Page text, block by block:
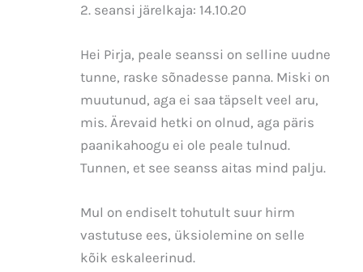
2. seansi järelkaja: 14.10.20
Hei Pirja, peale seanssi on selline uudne
tunne, raske sõnadesse panna. Miski on
muutunud, aga ei saa täpselt veel aru,
mis. Ärevaid hetki on olnud, aga päris
paanikahoogu ei ole peale tulnud.
Tunnen, et see seanss aitas mind palju.
Mul on endiselt tohutult suur hirm
vastutuse ees, üksiolemine on selle
kõik eskaleerinud.